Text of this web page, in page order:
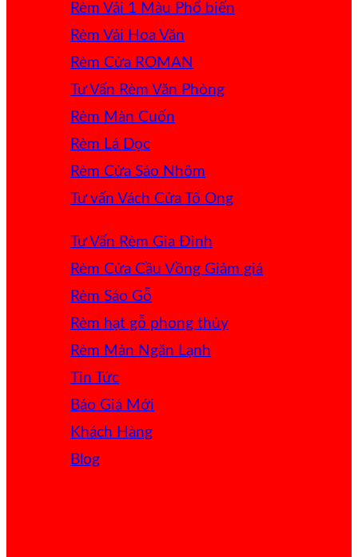
Rèm Vải 1 Màu
Rèm Vải Hoa Văn
Rèm Cửa ROMAN
Tư Vấn Rèm Văn Phòng
Rèm Màn Cuốn
Rèm Lá Dọc
Rèm Cửa Sáo Nhôm
Tư vấn Vách Cửa Tổ Ong
Tư Vấn Rèm Gia Đình
Rèm Cửa Cầu Vồng
Rèm Sáo Gỗ
Rèm hạt gỗ phong thủy
Rèm Màn Ngăn Lạnh
Tin Tức
Báo Giá
Khách Hàng
Blog